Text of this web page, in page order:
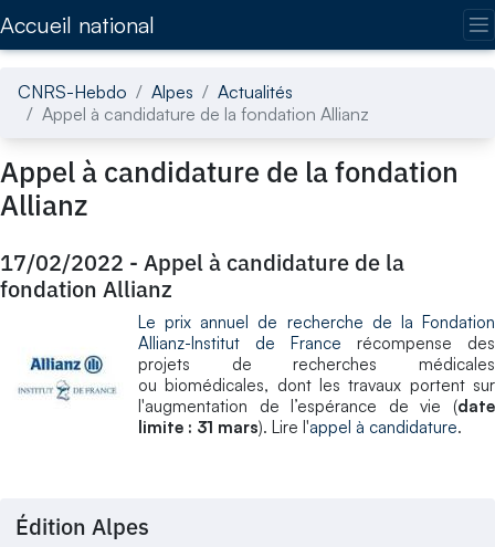
Accueil national
CNRS-Hebdo Alpes
Actualités
Appel à candidature de la fondation Allianz
Appel à candidature de la fondation
Allianz
17/02/2022 - Appel à candidature de la
fondation Allianz
Le prix annuel de recherche de la Fondation
Allianz-Institut de France récompense des
projets de recherches médicales
ou biomédicales, dont les travaux portent sur
l'augmentation de l’espérance de vie (date
limite : 31 mars). Lire l'appel à candidature.
Édition Alpes